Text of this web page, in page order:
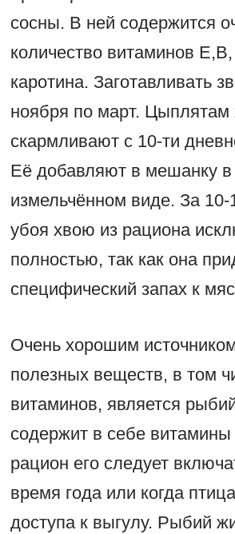
сосны. В ней содержится
количество витаминов
каротина. Заготавливать
ноября по март. Цыплятам
скармливают с 10-ти
Её добавляют в мешанку в
измельчённом виде. За 10-
убоя хвою из рациона
полностью, так как она
специфический запах к
Очень хорошим
полезных веществ, в том
витаминов, является
содержит в себе
рацион его следует
время года или когда
доступа к выгулу. Рыбий